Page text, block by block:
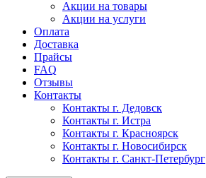
Акции на товары
Акции на услуги
Оплата
Доставка
Прайсы
FAQ
Отзывы
Контакты
Контакты г. Дедовск
Контакты г. Истра
Контакты г. Красноярск
Контакты г. Новосибирск
Контакты г. Санкт-Петербург